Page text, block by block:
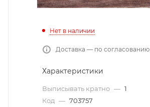
Нет в наличии
Доставка — по согласованию
Характеристики
Выписывать кратно — 1
Код — 703757